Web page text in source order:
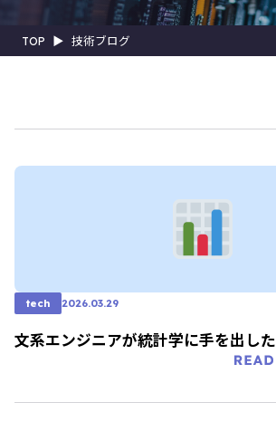
TOP ▶︎ 技術ブログ
tech 2026.03.29
文系エンジニアが統計学に手を出した